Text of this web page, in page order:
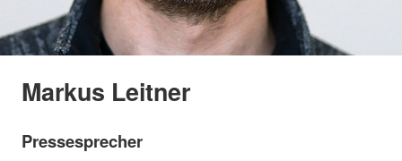
Markus Leitner
Pressesprecher